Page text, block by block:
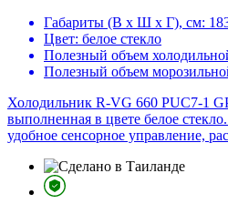
Габариты (В х Ш х Г), см:
Цвет: белое стекло
Полезный объем
Полезный объем
Холодильник R-VG 660 PUC7-1
выполненная в цвете белое
удобное сенсорное управление,